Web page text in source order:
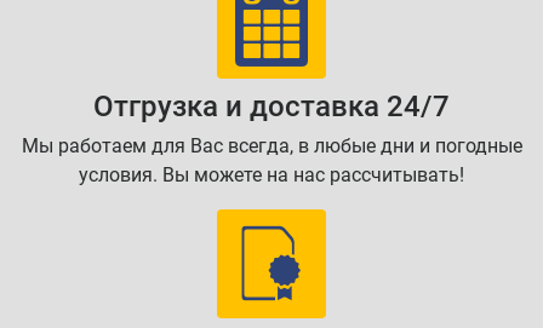
Отгрузка и доставка 24/7
Мы работаем для Вас всегда, в любые дни и погодные
условия. Вы можете на нас рассчитывать!